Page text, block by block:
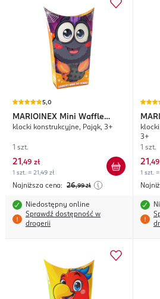
5,0
MARIOINEX Mini Waffle
Pocket Pets
klocki konstrukcyjne, Pająk, 3+
1 szt.
21 ,49 zł
1 szt. = 21,49 zł
Najniższa cena: 26,99 zł
Niedostępny online
Sprawdź dostępność w
drogerii
3+
1 szt.
21 ,49
1 szt. =